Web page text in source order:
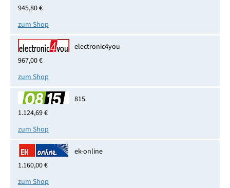
945,80 €
zum Shop
electronic4you
967,00 €
zum Shop
815
1.124,69 €
zum Shop
ek-online
1.160,00 €
zum Shop